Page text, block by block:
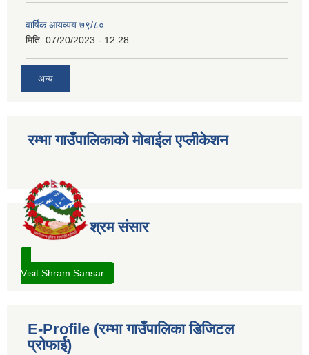
वार्षिक आयव्यय ७९/८०
मिति: 07/20/2023 - 12:28
अन्य
रम्भा गाउँपालिकाको मोबाईल एप्लीकेशन
श्रम संसार
Visit Shram Sansar
E-Profile (रम्भा गाउँपालिका डिजिटल
प्रोफाई)